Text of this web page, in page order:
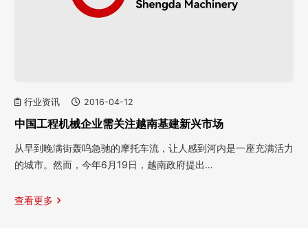
行业资讯 2016-04-12
中国工程机械企业需关注越南基建新兴市场
从早到晚满街轰呜急驰的摩托车流，让人感到河内是一座充满活力
的城市。然而，今年6月19日，越南政府提出…
查看更多